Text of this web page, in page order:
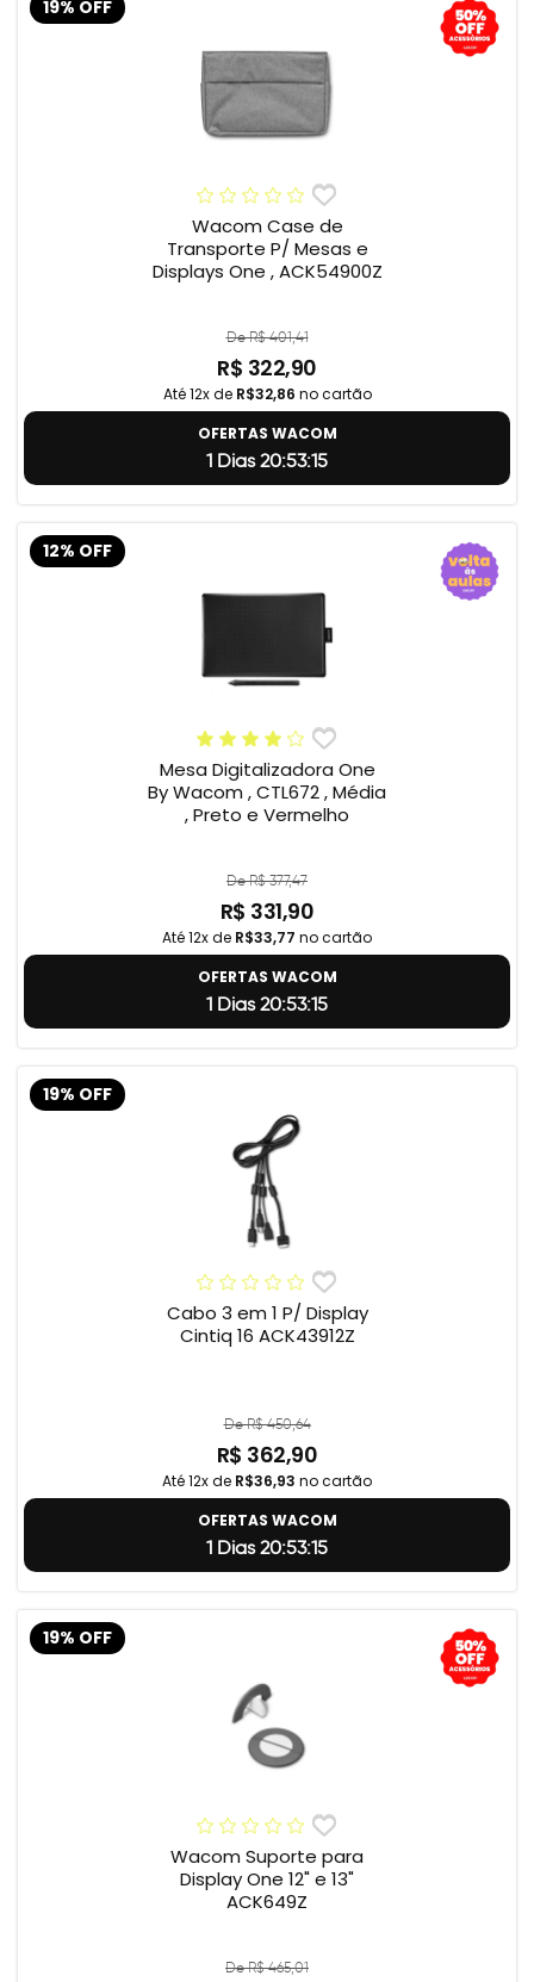
19% OFF
Wacom Case de
Transporte P/ Mesas e
Displays One , ACK54900Z
De R$ 401,41
R$ 322,90
Até 12x de R$32,86 no cartão
OFERTAS WACOM
1 Dias 20:53:14
12% OFF
Mesa Digitalizadora One
By Wacom , CTL672 , Média
, Preto e Vermelho
De R$ 377,47
R$ 331,90
Até 12x de R$33,77 no cartão
OFERTAS WACOM
1 Dias 20:53:14
19% OFF
Cabo 3 em 1 P/ Display
Cintiq 16 ACK43912Z
De R$ 450,64
R$ 362,90
Até 12x de R$36,93 no cartão
OFERTAS WACOM
1 Dias 20:53:14
19% OFF
Wacom Suporte para
Display One 12" e 13"
ACK649Z
De R$ 465,01